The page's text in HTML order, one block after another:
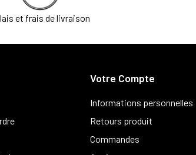
et frais de livraison
Votre Compte
Informations personnelles
Retours produit
Commandes